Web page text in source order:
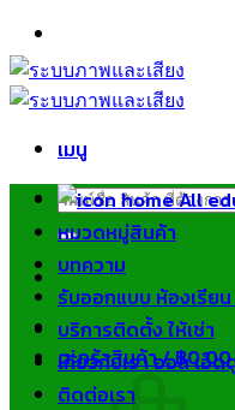
ข้าม
ไป
ยัง
เมนู
ค้นหา:
ตะกร้าสินค้า /฿0.00
หมวดหมู่สินค้า
บทความ
รับออกแบบ ห้องเรีย
บริการติดตั้ง ให้เช่า
เกี่ยวกับเรา ออล เอ็ด
ติดต่อเรา